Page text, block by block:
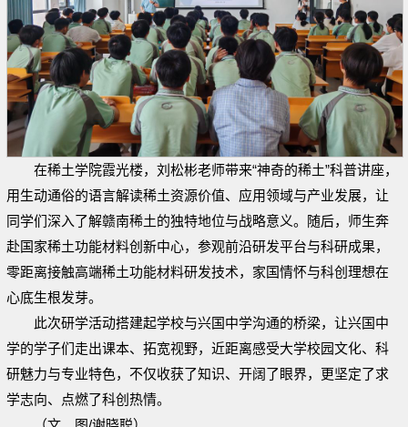
在稀土学院霞光楼，刘松彬老师带来“神奇的稀土”科普讲座，
用生动通俗的语言解读稀土资源价值、应用领域与产业发展，让
同学们深入了解赣南稀土的独特地位与战略意义。随后，师生奔
赴国家稀土功能材料创新中心，参观前沿研发平台与科研成果，
零距离接触高端稀土功能材料研发技术，家国情怀与科创理想在
心底生根发芽。
此次研学活动搭建起学校与兴国中学沟通的桥梁，让兴国中
学的学子们走出课本、拓宽视野，近距离感受大学校园文化、科
研魅力与专业特色，不仅收获了知识、开阔了眼界，更坚定了求
学志向、点燃了科创热情。